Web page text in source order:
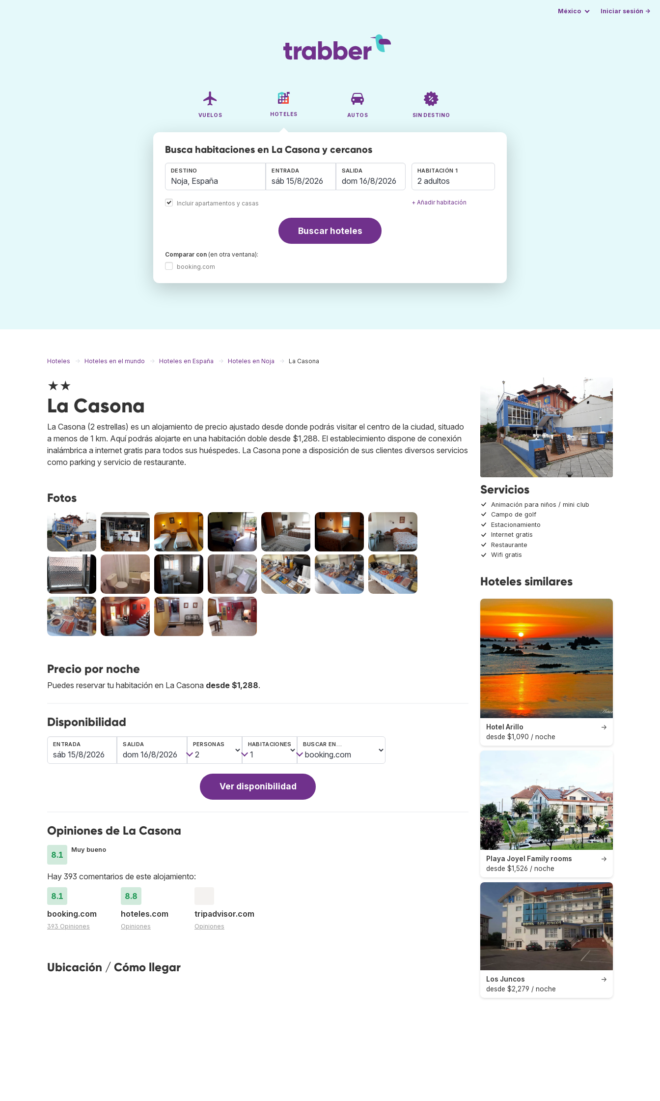
México Iniciar sesión →
VUELOS HOTELES AUTOS SIN DESTINO
Busca habitaciones en La Casona y cercanos
DESTINO
Incluir apartamentos y casas
ENTRADA SALIDA HABITACIÓN 1
2 adultos
+ Añadir habitación
Buscar hoteles
Comparar con (en otra ventana):
booking.com
Hoteles Hoteles en el mundo Hoteles en España Hoteles en Noja La Casona
★★
La Casona
La Casona (2 estrellas) es un alojamiento de precio ajustado desde donde podrás visitar el centro de la ciudad, situado
a menos de 1 km. Aquí podrás alojarte en una habitación doble desde $1,288. El establecimiento dispone de conexión
inalámbrica a internet gratis para todos sus huéspedes. La Casona pone a disposición de sus clientes diversos servicios
como parking y servicio de restaurante.
Fotos
Precio por noche
Puedes reservar tu habitación en La Casona desde $1,288.
Disponibilidad
ENTRADA SALIDA PERSONAS HABITACIONES BUSCAR EN…
Ver disponibilidad
Opiniones de La Casona
8.1
Muy bueno
Hay 393 comentarios de este alojamiento:
8.1
booking.com
393 Opiniones
8.8
hoteles.com
Opiniones
tripadvisor.com
Opiniones
Ubicación / Cómo llegar
Servicios
Animación para niños / mini club
Campo de golf
Estacionamiento
Internet gratis
Restaurante
Wifi gratis
Hoteles similares
→
Hotel Arillo
desde $1,090 / noche
→
Playa Joyel Family rooms
desde $1,526 / noche
→
Los Juncos
desde $2,279 / noche